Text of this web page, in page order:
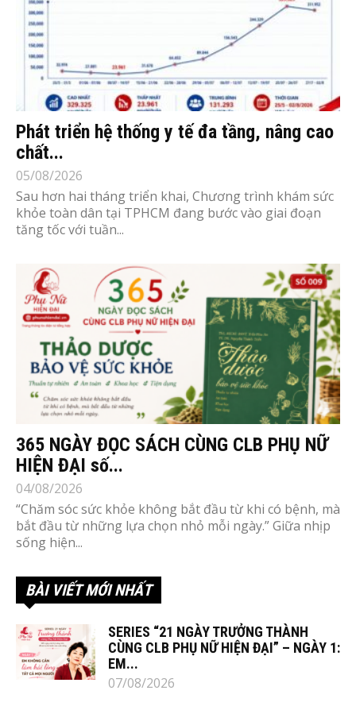
Phát triển hệ thống y tế đa tầng, nâng cao
chất...
05/08/2026
Sau hơn hai tháng triển khai, Chương trình khám sức
khỏe toàn dân tại TPHCM đang bước vào giai đoạn
tăng tốc với tuần...
365 NGÀY ĐỌC SÁCH CÙNG CLB PHỤ NỮ
HIỆN ĐẠI số...
04/08/2026
“Chăm sóc sức khỏe không bắt đầu từ khi có bệnh, mà
bắt đầu từ những lựa chọn nhỏ mỗi ngày.” Giữa nhịp
sống hiện...
BÀI VIẾT MỚI NHẤT
SERIES “21 NGÀY TRƯỞNG THÀNH
CÙNG CLB PHỤ NỮ HIỆN ĐẠI” – NGÀY 1:
EM...
07/08/2026